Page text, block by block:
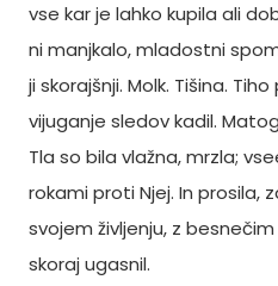
vse kar je lahko kupila ali
ni manjkalo, mladostni
ji skorajšnji. Molk. Tišina.
vijuganje sledov kadil.
Tla so bila vlažna, mrzla;
rokami proti Njej. In prosila,
svojem življenju, z
skoraj ugasnil.